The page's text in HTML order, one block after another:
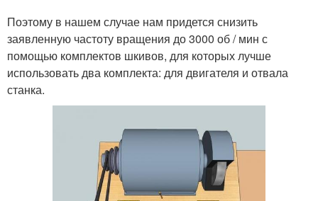
Поэтому в нашем случае нам придется снизить
заявленную частоту вращения до 3000 об / мин с
помощью комплектов шкивов, для которых лучше
использовать два комплекта: для двигателя и отвала
станка.